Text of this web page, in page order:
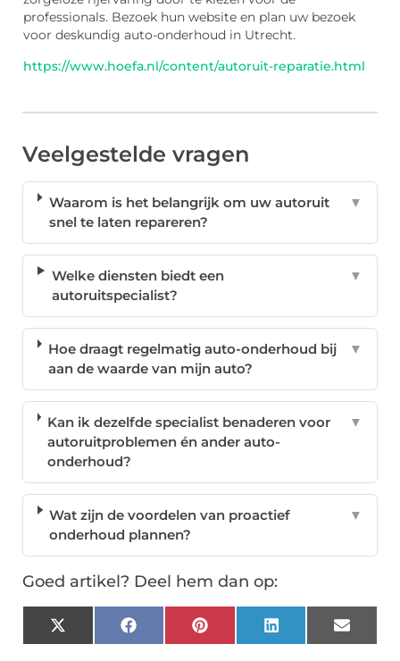
professionals. Bezoek hun website en plan uw bezoek
voor deskundig auto-onderhoud in Utrecht.
https://www.hoefa.nl/content/autoruit-reparatie.html
Veelgestelde vragen
Waarom is het belangrijk om uw autoruit
snel te laten repareren?
▼
Welke diensten biedt een
autoruitspecialist?
▼
Hoe draagt regelmatig auto-onderhoud bij
aan de waarde van mijn auto?
▼
Kan ik dezelfde specialist benaderen voor
autoruitproblemen én ander auto-
onderhoud?
▼
Wat zijn de voordelen van proactief
onderhoud plannen?
▼
Goed artikel? Deel hem dan op:
X
(Twitter)
FacebookPinterest LinkedIn Email